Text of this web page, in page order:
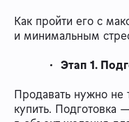
Как пройти его с
и минимальным
Этап 1.
Продавать нужно не
купить. Подготовка